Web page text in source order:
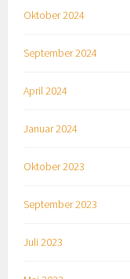
Oktober 2024
September 2024
April 2024
Januar 2024
Oktober 2023
September 2023
Juli 2023